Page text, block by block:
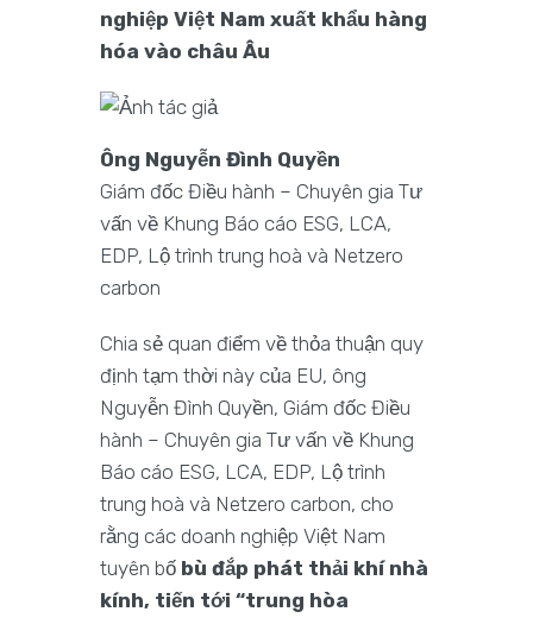
nghiệp Việt Nam xuất khẩu hàng
hóa vào châu Âu
Ông Nguyễn Đình Quyền
Giám đốc Điều hành – Chuyên gia Tư
vấn về Khung Báo cáo ESG, LCA,
EDP, Lộ trình trung hoà và Netzero
carbon
Chia sẻ quan điểm về thỏa thuận quy
định tạm thời này của EU, ông
Nguyễn Đình Quyền, Giám đốc Điều
hành – Chuyên gia Tư vấn về Khung
Báo cáo ESG, LCA, EDP, Lộ trình
trung hoà và Netzero carbon, cho
rằng các doanh nghiệp Việt Nam
tuyên bố bù đắp phát thải khí nhà
kính, tiến tới “trung hòa